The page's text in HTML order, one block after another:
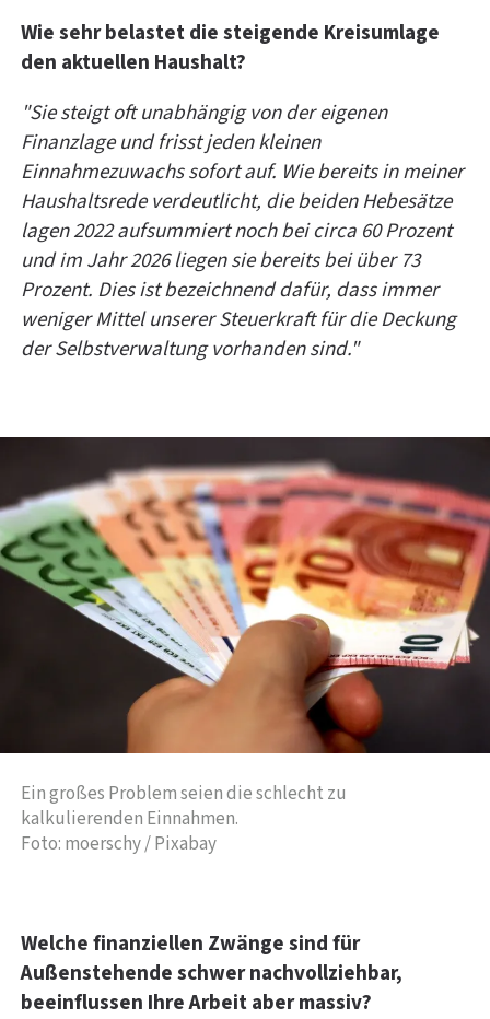
Wie sehr belastet die steigende Kreisumlage
den aktuellen Haushalt?
"Sie steigt oft unabhängig von der eigenen
Finanzlage und frisst jeden kleinen
Einnahmezuwachs sofort auf. Wie bereits in meiner
Haushaltsrede verdeutlicht, die beiden Hebesätze
lagen 2022 aufsummiert noch bei circa 60 Prozent
und im Jahr 2026 liegen sie bereits bei über 73
Prozent. Dies ist bezeichnend dafür, dass immer
weniger Mittel unserer Steuerkraft für die Deckung
der Selbstverwaltung vorhanden sind."
Ein großes Problem seien die schlecht zu
kalkulierenden Einnahmen.
Foto: moerschy / Pixabay
Welche finanziellen Zwänge sind für
Außenstehende schwer nachvollziehbar,
beeinflussen Ihre Arbeit aber massiv?